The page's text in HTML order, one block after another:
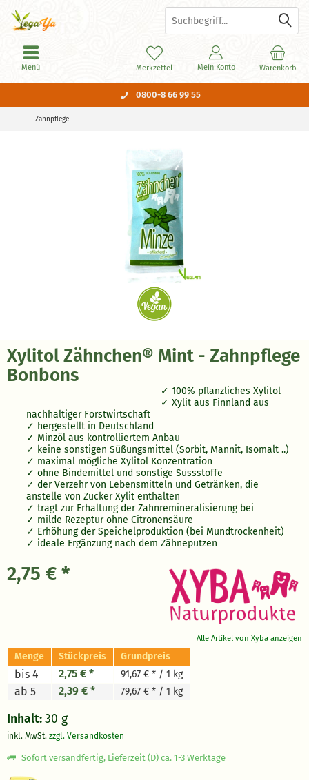
0800-8 66 99 55
Warenkorb
Merkzettel Mein Konto
Menü
Zahnpflege
Xylitol Zähnchen® Mint - Zahnpflege
Bonbons
100% pflanzliches Xylitol
Xylit aus Finnland aus
nachhaltiger Forstwirtschaft
hergestellt in Deutschland
Minzöl aus kontrolliertem Anbau
keine sonstigen Süßungsmittel (Sorbit, Mannit, Isomalt ..)
maximal mögliche Xylitol Konzentration
ohne Bindemittel und sonstige Süssstoffe
der Verzehr von Lebensmitteln und Getränken, die
anstelle von Zucker Xylit enthalten
trägt zur Erhaltung der Zahnremineralisierung bei
milde Rezeptur ohne Citronensäure
Erhöhung der Speichelproduktion (bei Mundtrockenheit)
ideale Ergänzung nach dem Zähneputzen
Alle Artikel von Xyba anzeigen
2,75 € *
Menge Stückpreis Grundpreis
bis 4 2,75 € * 91,67 € * / 1 kg
ab 5 2,39 € * 79,67 € * / 1 kg
Inhalt:30 g
inkl. MwSt. zzgl. Versandkosten
Sofort versandfertig, Lieferzeit (D) ca. 1-3 Werktage